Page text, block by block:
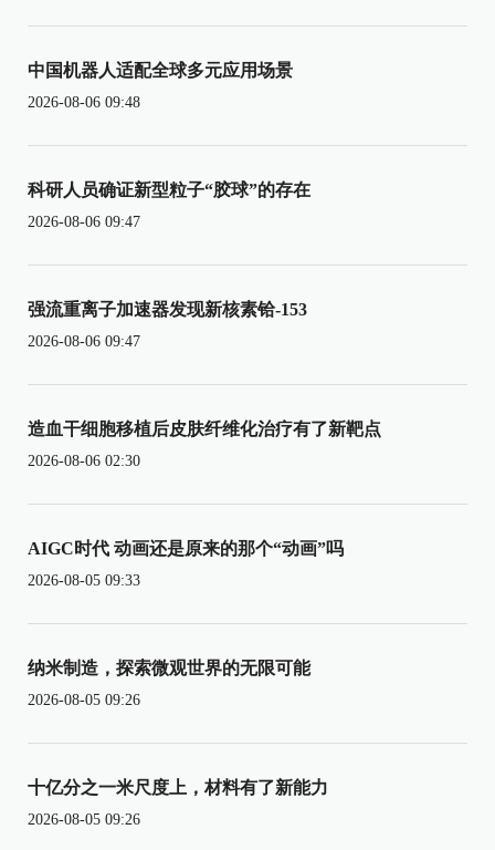
中国机器人适配全球多元应用场景
2026-08-06 09:48
科研人员确证新型粒子“胶球”的存在
2026-08-06 09:47
强流重离子加速器发现新核素铪-153
2026-08-06 09:47
造血干细胞移植后皮肤纤维化治疗有了新靶点
2026-08-06 02:30
AIGC时代 动画还是原来的那个“动画”吗
2026-08-05 09:33
纳米制造，探索微观世界的无限可能
2026-08-05 09:26
十亿分之一米尺度上，材料有了新能力
2026-08-05 09:26